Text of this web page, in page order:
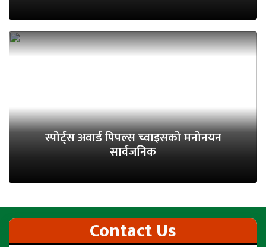
स्पोर्ट्स अवार्ड पिपल्स च्वाइसको मनोनयन
सार्वजनिक
Contact Us